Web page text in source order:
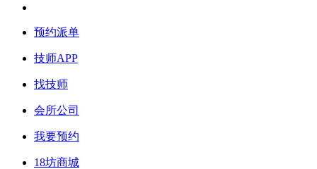
预约派单
技师APP
找技师
会所公司
我要预约
18坊商城